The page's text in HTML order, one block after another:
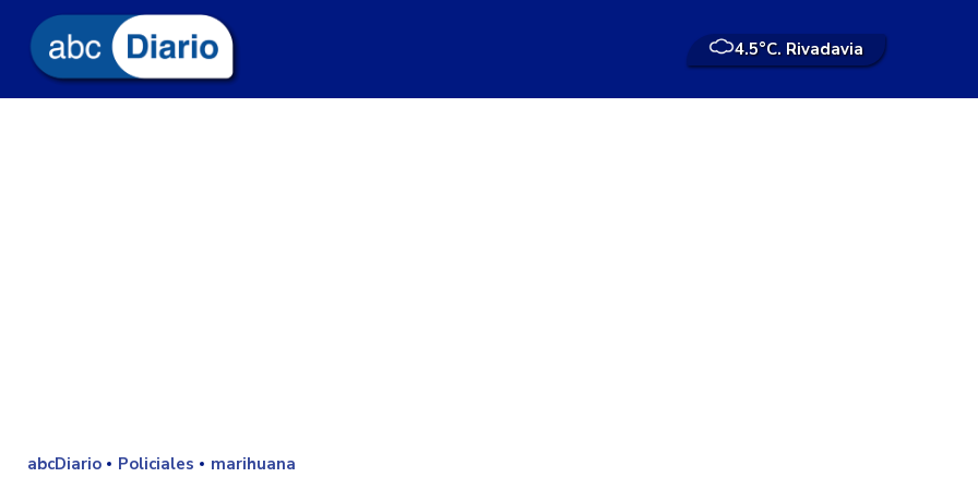
4.5°C. Rivadavia
abcDiario Policiales marihuana